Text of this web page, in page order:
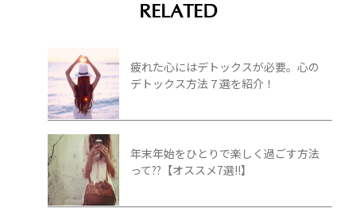
RELATED
疲れた心にはデトックスが必要。心の
デトックス方法７選を紹介！
年末年始をひとりで楽しく過ごす方法
って??【オススメ7選!!】